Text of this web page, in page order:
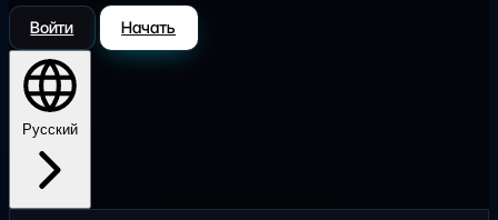
Войти Начать
Русский